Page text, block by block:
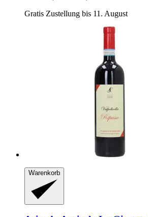
Gratis Zustellung bis 11. August
Warenkorb